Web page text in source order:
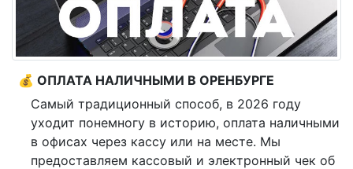
💰 ОПЛАТА НАЛИЧНЫМИ В ОРЕНБУРГЕ
Самый традиционный способ, в 2026 году
уходит понемногу в историю, оплата наличными
в офисах через кассу или на месте. Мы
предоставляем кассовый и электронный чек об